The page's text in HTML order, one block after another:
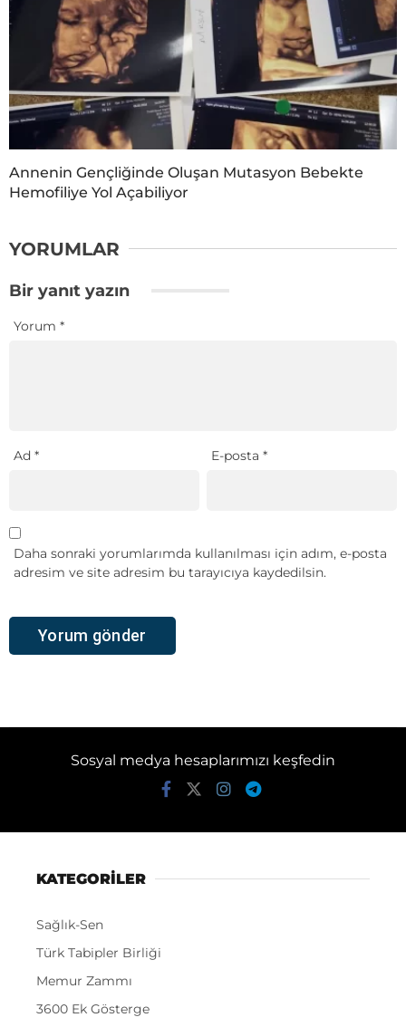
Annenin Gençliğinde Oluşan Mutasyon Bebekte
Hemofiliye Yol Açabiliyor
YORUMLAR
Bir yanıt yazın
Yorum *
Ad * E-posta*
Daha sonraki yorumlarımda kullanılması için adım, e-posta
adresim ve site adresim bu tarayıcıya kaydedilsin.
Sosyal medya hesaplarımızı keşfedin
KATEGORİLER
Sağlık-Sen
Türk Tabipler Birliği
Memur Zammı
3600 Ek Gösterge